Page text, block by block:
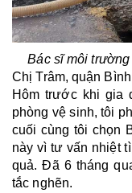
Bác sĩ môi
Chị Trâm, quận
Hôm trước khi gia
phòng vệ sinh, tôi
cuối cùng tôi chọn
này vì tư vấn nhiệt
quả. Đã 6 tháng
tắc nghẽn.